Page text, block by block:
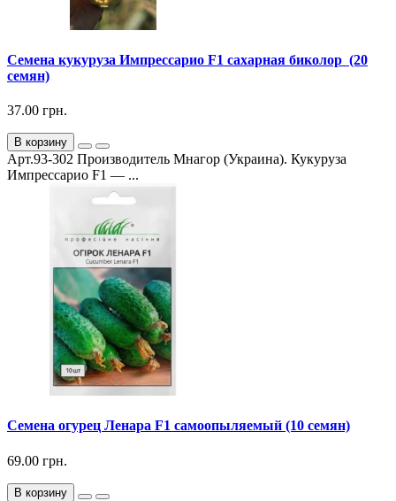
Семена кукуруза Импрессарио F1 сахарная биколор (20
семян)
37.00 грн.
В корзину
Арт.93-302 Производитель Мнагор (Украина). Кукуруза
Импрессарио F1 — ...
Семена огурец Ленара F1 самоопыляемый (10 семян)
69.00 грн.
В корзину